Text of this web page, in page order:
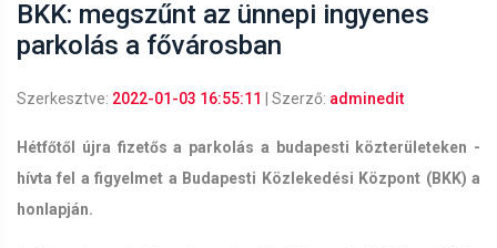
BKK: megszűnt az ünnepi ingyenes
parkolás a fővárosban
Szerkesztve: 2022-01-03 16:55:11 | Szerző: adminedit
Hétfőtől újra fizetős a parkolás a budapesti közterületeken -
hívta fel a figyelmet a Budapesti Közlekedési Központ (BKK) a
honlapján.